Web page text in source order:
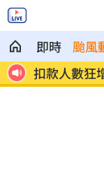
即時 颱風
12
扣款人數狂